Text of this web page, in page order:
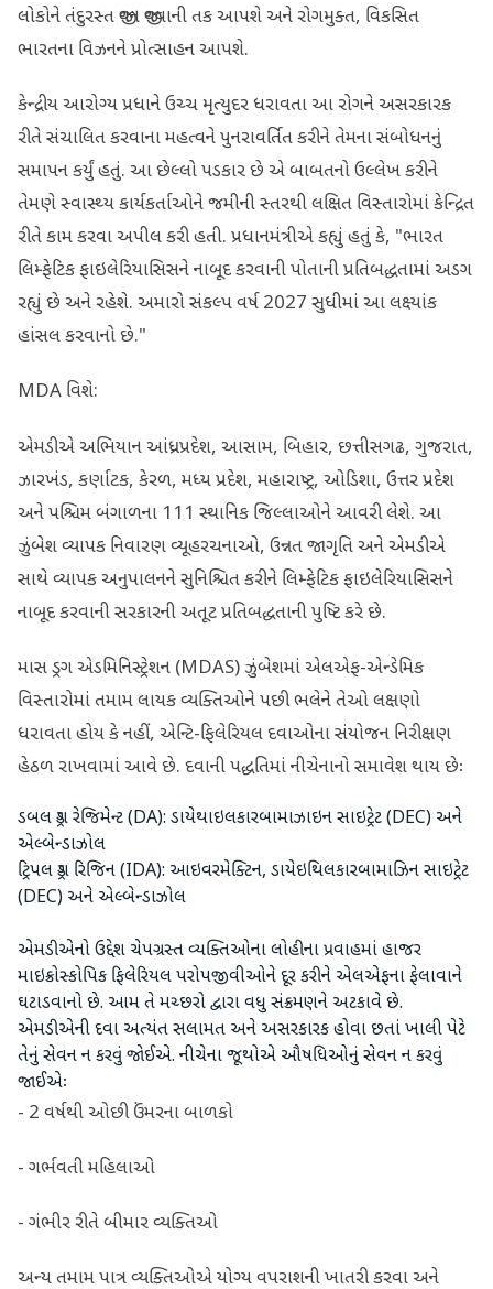
લોકોને તંદુરસ્ત જીવન જીવવાની તક આપશે અને રોગમુક્ત, વિકસિત
ભારતના વિઝનને પ્રોત્સાહન આપશે.
કેન્દ્રીય આરોગ્ય પ્રધાને ઉચ્ચ મૃત્યુદર ધરાવતા આ રોગને અસરકારક
રીતે સંચાલિત કરવાના મહત્વને પુનરાવર્તિત કરીને તેમના સંબોધનનું
સમાપન કર્યું હતું. આ છેલ્લો પડકાર છે એ બાબતનો ઉલ્લેખ કરીને
તેમણે સ્વાસ્થ્ય કાર્યકર્તાઓને જમીની સ્તરથી લક્ષિત વિસ્તારોમાં કેન્દ્રિત
રીતે કામ કરવા અપીલ કરી હતી. પ્રધાનમંત્રીએ કહ્યું હતું કે, "ભારત
લિમ્ફેટિક ફાઇલેરિયાસિસને નાબૂદ કરવાની પોતાની પ્રતિબદ્ધતામાં અડગ
રહ્યું છે અને રહેશે. અમારો સંકલ્પ વર્ષ 2027 સુધીમાં આ લક્ષ્યાંક
હાંસલ કરવાનો છે."
MDA વિશે:
એમડીએ અભિયાન આંધ્રપ્રદેશ, આસામ, બિહાર, છત્તીસગઢ, ગુજરાત,
ઝારખંડ, કર્ણાટક, કેરળ, મધ્ય પ્રદેશ, મહારાષ્ટ્ર, ઓડિશા, ઉત્તર પ્રદેશ
અને પશ્ચિમ બંગાળના 111 સ્થાનિક જિલ્લાઓને આવરી લેશે. આ
ઝુંબેશ વ્યાપક નિવારણ વ્યૂહરચનાઓ, ઉન્નત જાગૃતિ અને એમડીએ
સાથે વ્યાપક અનુપાલનને સુનિશ્ચિત કરીને લિમ્ફેટિક ફાઇલેરિયાસિસને
નાબૂદ કરવાની સરકારની અતૂટ પ્રતિબદ્ધતાની પુષ્ટિ કરે છે.
માસ ડ્રગ એડમિનિસ્ટ્રેશન (MDAS) ઝુંબેશમાં એલએફ-એન્ડેમિક
વિસ્તારોમાં તમામ લાયક વ્યક્તિઓને પછી ભલેને તેઓ લક્ષણો
ધરાવતા હોય કે નહીં, એન્ટિ-ફિલેરિયલ દવાઓના સંયોજન નિરીક્ષણ
હેઠળ રાખવામાં આવે છે. દવાની પદ્ધતિમાં નીચેનાનો સમાવેશ થાય છેઃ
ડબલ ડ્રગ રેજિમેન્ટ (DA): ડાયેથાઇલકારબામાઝાઇન સાઇટ્રેટ (DEC) અને
એલ્બેન્ડાઝોલ
ટ્રિપલ ડ્રગ રિજિન (IDA): આઇવરમેક્ટિન, ડાયેઇથિલકારબામાઝિન સાઇટ્રેટ
(DEC) અને એલ્બેન્ડાઝોલ
એમડીએનો ઉદ્દેશ ચેપગ્રસ્ત વ્યક્તિઓના લોહીના પ્રવાહમાં હાજર
માઇક્રોસ્કોપિક ફિલેરિયલ પરોપજીવીઓને દૂર કરીને એલએફના ફેલાવાને
ઘટાડવાનો છે. આમ તે મચ્છરો દ્વારા વધુ સંક્રમણને અટકાવે છે.
એમડીએની દવા અત્યંત સલામત અને અસરકારક હોવા છતાં ખાલી પેટે
તેનું સેવન ન કરવું જોઈએ. નીચેના જૂથોએ ઔષધિઓનું સેવન ન કરવું
જાઈએઃ
- 2 વર્ષથી ઓછી ઉંમરના બાળકો
- ગર્ભવતી મહિલાઓ
- ગંભીર રીતે બીમાર વ્યક્તિઓ
અન્ય તમામ પાત્ર વ્યક્તિઓએ યોગ્ય વપરાશની ખાતરી કરવા અને